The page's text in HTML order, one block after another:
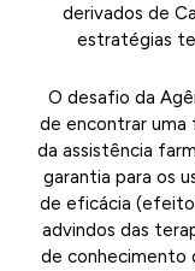
derivados de
estratégias
O desafio da
de encontrar uma
da assistência
garantia para os
de eficácia
advindos das
de conhecimento